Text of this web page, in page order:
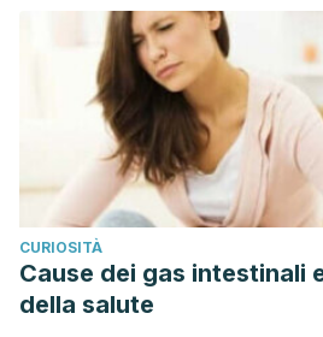
CURIOSITÀ
Cause dei gas intestinali
della salute